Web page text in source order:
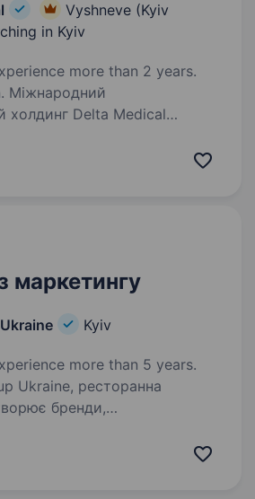
Vyshneve (Kyiv
in Kyiv
more than 2 years.
холдинг Delta Medical
(Middle Paid Social
маркетингу
Kyiv
more than 5 years.
Ukraine, ресторанна
бренди,
хочеш працювати там,